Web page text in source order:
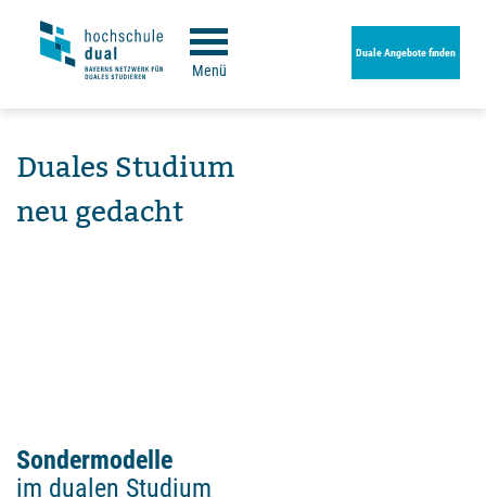
Menü
Duale Angebote finden
Duales Studium
neu gedacht
Sondermodelle
im dualen Studium